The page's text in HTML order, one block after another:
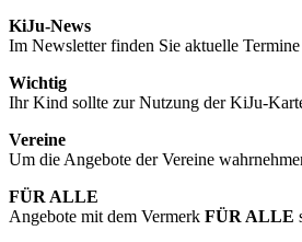
KiJu-News
Im Newsletter finden Sie aktuelle
Wichtig
Ihr Kind sollte zur Nutzung der KiJu-
Vereine
Um die Angebote der Vereine
FÜR ALLE
Angebote mit dem Vermerk FÜR ALLE